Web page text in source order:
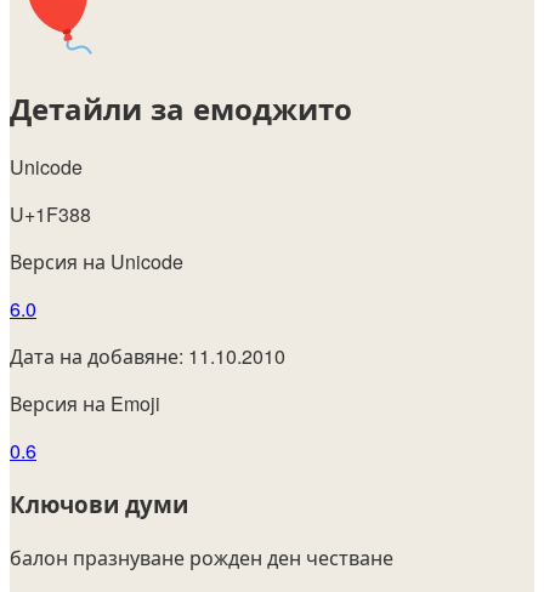
Детайли за емоджито
Unicode
U+1F388
Версия на Unicode
6.0
Дата на добавяне: 11.10.2010
Версия на Emoji
0.6
Ключови думи
балон празнуване рожден ден честване